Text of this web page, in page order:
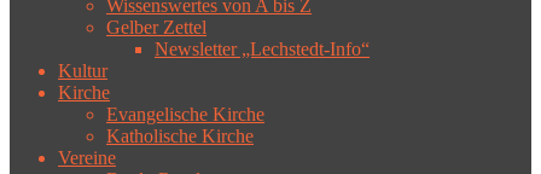
Wissenswertes von A bis Z
Gelber Zettel
Newsletter „Lechstedt-Info“
Kultur
Kirche
Evangelische Kirche
Katholische Kirche
Vereine